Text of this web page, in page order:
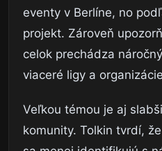
eventy v Berlíne, no
projekt. Zároveň
celok prechádza
viaceré ligy a
Veľkou témou je aj
komunity. Tolkin tvrdí,